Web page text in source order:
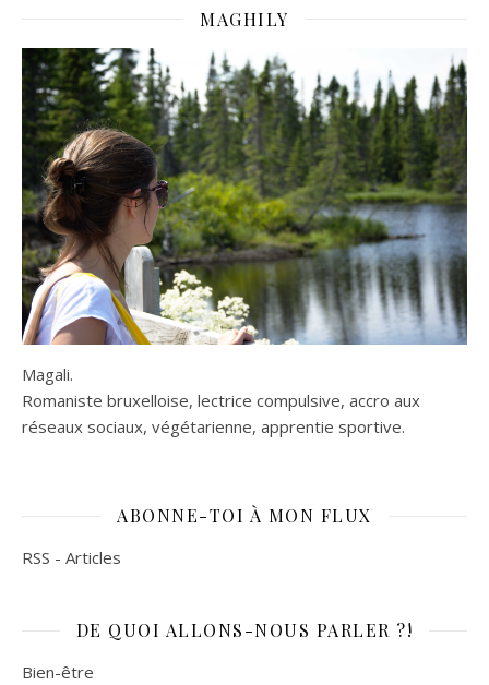
MAGHILY
Magali.
Romaniste bruxelloise, lectrice compulsive, accro aux
réseaux sociaux, végétarienne, apprentie sportive.
ABONNE-TOI À MON FLUX
RSS - Articles
DE QUOI ALLONS-NOUS PARLER ?!
Bien-être